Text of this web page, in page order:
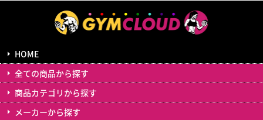
HOME
全ての商品から探す
商品カテゴリから探す
メーカーから探す